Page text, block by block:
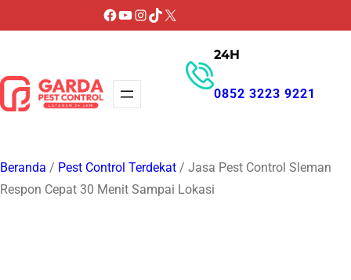
ke
Facebook
YouTube
Instagram
TikTok
X
24H
0852 3223 9221
Beranda / Pest Control Terdekat / Jasa Pest Control Sleman
Respon Cepat 30 Menit Sampai Lokasi